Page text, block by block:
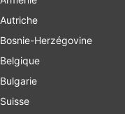
Autriche
Bosnie-Herzégovine
Belgique
Bulgarie
Suisse